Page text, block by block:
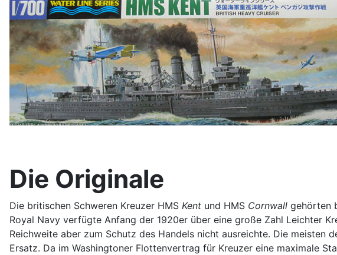
Die Originale
Die britischen Schweren Kreuzer HMS Kent und HMS Cornwall gehörten
Royal Navy verfügte Anfang der 1920er über eine große Zahl Leichter
Reichweite aber zum Schutz des Handels nicht ausreichte. Die meisten
Ersatz. Da im Washingtoner Flottenvertrag für Kreuzer eine maximale